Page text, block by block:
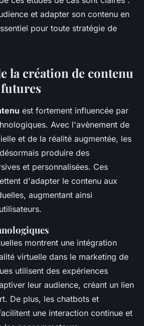
et adapter son contenu en
pour toute stratégie de
la création de contenu
est fortement influencée par
Avec l'avènement de
et de la réalité augmentée, les
produire des
et personnalisées. Ces
d'adapter le contenu aux
augmentant ainsi
montrent une intégration
virtuelle dans le marketing de
utilisent des expériences
leur audience, créant un lien
De plus, les chatbots et
une interaction continue et